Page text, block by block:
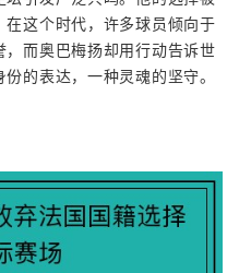
这个时代，许多球员倾向于
而奥巴梅扬却用行动告诉世
的表达，一种灵魂的坚守。